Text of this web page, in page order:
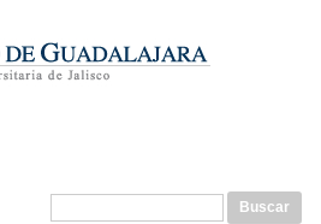
Formulario de búsqueda
Buscar